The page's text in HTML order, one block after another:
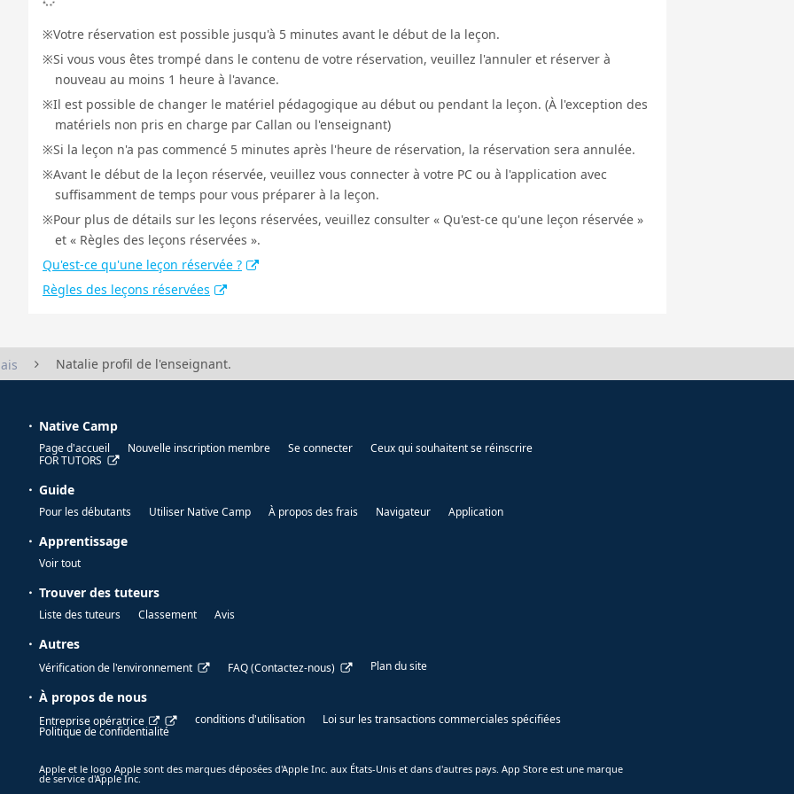
Votre réservation est possible jusqu'à 5 minutes avant le début de la leçon.
Si vous vous êtes trompé dans le contenu de votre réservation, veuillez l'annuler et réserver à
nouveau au moins 1 heure à l'avance.
Il est possible de changer le matériel pédagogique au début ou pendant la leçon. (À l'exception des
matériels non pris en charge par Callan ou l'enseignant)
Si la leçon n'a pas commencé 5 minutes après l'heure de réservation, la réservation sera annulée.
Avant le début de la leçon réservée, veuillez vous connecter à votre PC ou à l'application avec
suffisamment de temps pour vous préparer à la leçon.
Pour plus de détails sur les leçons réservées, veuillez consulter « Qu'est-ce qu'une leçon réservée »
et « Règles des leçons réservées ».
Qu'est-ce qu'une leçon réservée ?
Règles des leçons réservées
Natalie profil de l'enseignant.
Native Camp
Page d'accueil Nouvelle inscription membre Se connecter
Ceux qui souhaitent se réinscrire
FOR TUTORS
Guide
Pour les débutants Utiliser Native Camp À propos des frais Navigateur Application
Apprentissage
Voir tout
Trouver des tuteurs
Liste des tuteurs Classement Avis
Autres
Vérification de l'environnement FAQ (Contactez-nous) Plan du site
À propos de nous
Entreprise opératrice conditions d'utilisation
Loi sur les transactions commerciales spécifiées
Politique de confidentialité
Apple et le logo Apple sont des marques déposées d'Apple Inc. aux États-Unis et dans d'autres pays. App Store est une marque
de service d'Apple Inc.